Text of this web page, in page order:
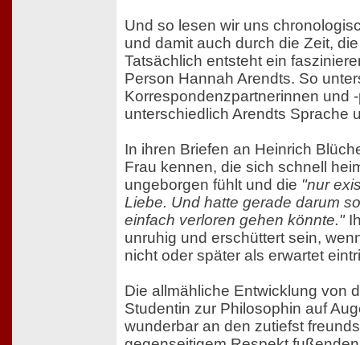
Und so lesen wir uns
und damit auch durch die Zeit,
Tatsächlich entsteht ein
Person Hannah Arendts. So
Korrespondenzpartnerinnen und
unterschiedlich Arendts Sprache
In ihren Briefen an Heinrich
Frau kennen, die sich schnell
ungeborgen fühlt und die "nur
Liebe. Und hatte gerade darum
einfach verloren gehen könnte."
unruhig und erschüttert sein,
nicht oder später als erwartet
Die allmähliche Entwicklung von
Studentin zur Philosophin auf
wunderbar an den zutiefst